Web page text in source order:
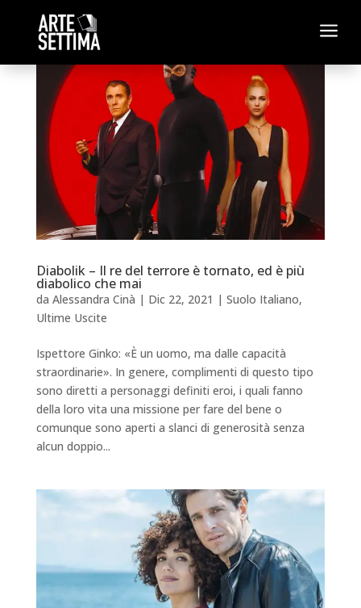
a
Diabolik – Il re del terrore è tornato, ed è più
diabolico che mai
da Alessandra Cinà | Dic 22, 2021 | Suolo Italiano,
Ultime Uscite
Ispettore Ginko: «È un uomo, ma dalle capacità
straordinarie». In genere, complimenti di questo tipo
sono diretti a personaggi definiti eroi, i quali fanno
della loro vita una missione per fare del bene o
comunque sono aperti a slanci di generosità senza
alcun doppio...